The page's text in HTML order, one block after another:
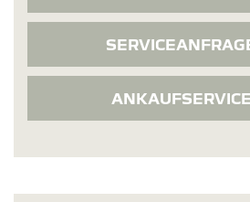
ANKAUFSERVICE